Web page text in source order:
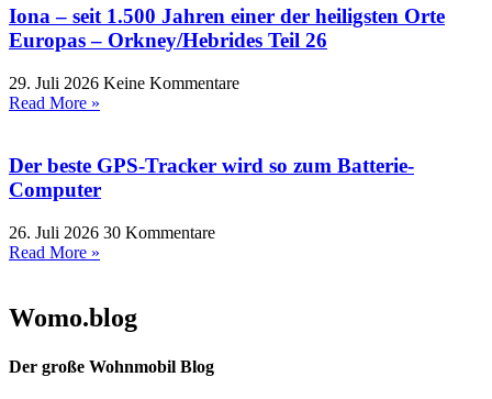
Iona – seit 1.500 Jahren einer der heiligsten Orte
Europas – Orkney/Hebrides Teil 26
29. Juli 2026 Keine Kommentare
Read More »
Der beste GPS-Tracker wird so zum Batterie-
Computer
26. Juli 2026 30 Kommentare
Read More »
Womo.blog
Der große Wohnmobil Blog​